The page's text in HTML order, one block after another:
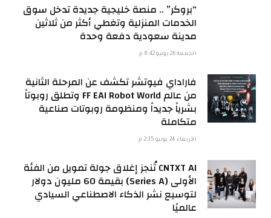
“بروكر” .. منصة خليجية جديدة تدخل سوق
الخدمات المنزلية وتغطي أكثر من ثلاثين
مدينة سعودية دفعة وحدة
الجمعة 26 يونيو 8:42 م
فاراداي فيوتشر تكشف عن المرحلة الثانية
من عالم FF EAI Robot World وتطلق روبوتاً
بشرياً جديداً ومنظومة روبوتات صناعية
متكاملة
الأربعاء 24 يونيو 2:35 م
CNTXT AI تُنجز إغلاق جولة تمويل من الفئة
الأولى (Series A) بقيمة 60 مليون دولار
لتوسيع نشر الذكاء الاصطناعي السيادي
عالميًا